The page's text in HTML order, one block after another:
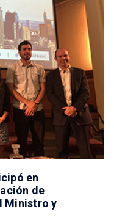
en
de
Ministro y